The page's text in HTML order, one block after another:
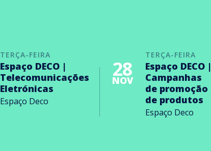
TERÇA-FEIRA
Espaço DECO |
Telecomunicações
Eletrónicas
Espaço Deco
TERÇA-FEIRA
28
NOV
Espaço DECO |
Campanhas
de promoção
de produtos
Espaço Deco